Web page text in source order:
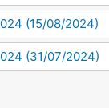
(15/08/2024)
(31/07/2024)